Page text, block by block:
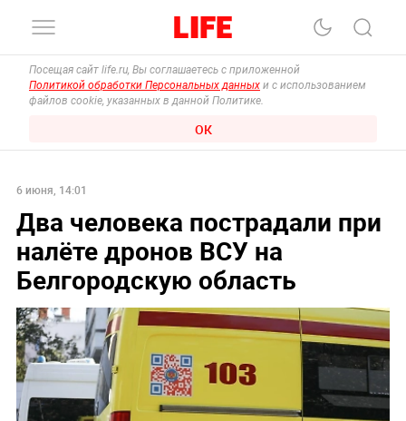
Посещая сайт life.ru, Вы соглашаетесь с приложенной
Политикой обработки Персональных данных и с использованием
файлов cookie, указанных в данной Политике.
ОК
6 июня, 14:01
Два человека пострадали при
налёте дронов ВСУ на
Белгородскую область